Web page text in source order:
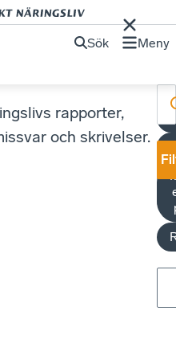
Sök Meny
rapporter,
och skrivelser.